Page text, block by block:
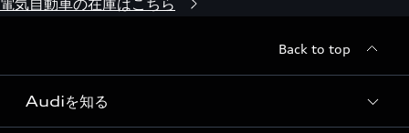
電気自動車の在庫はこちら
Back to top
Audiを知る